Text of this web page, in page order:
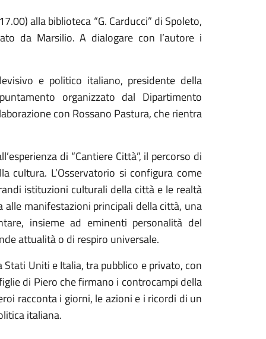
alla biblioteca “G. Carducci” di Spoleto,
da Marsilio. A dialogare con l’autore i
e politico italiano, presidente della
organizzato dal Dipartimento
con Rossano Pastura, che rientra
di “Cantiere Città”, il percorso di
cultura. L’Osservatorio si configura come
istituzioni culturali della città e le realtà
manifestazioni principali della città, una
insieme ad eminenti personalità del
attualità o di respiro universale.
Uniti e Italia, tra pubblico e privato, con
di Piero che firmano i controcampi della
racconta i giorni, le azioni e i ricordi di un
italiana.